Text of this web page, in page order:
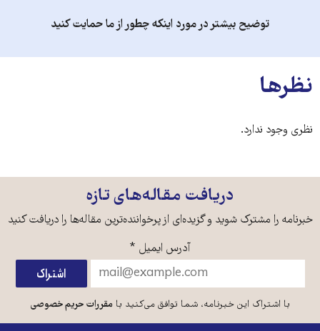
توضیح بیشتر در مورد اینکه چطور از ما حمایت کنید
نظرها
نظری وجود ندارد.
دریافت مقاله‌های تازه
خبرنامه را مشترک شوید و گزیده‌ای از پرخواننده‌ترین مقاله‌ها را دریافت کنید
آدرس ایمیل *
با اشتراک این خبرنامه، شما توافق می‌کنید بامقررات حریم خصوصی